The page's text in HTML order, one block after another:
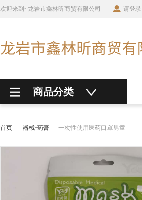
欢迎来到~龙岩市鑫林昕商贸有限公司 请登录
商品分类
首页 器械·药膏 一次性使用医药口罩男童